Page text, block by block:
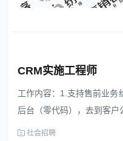
CRM实施工程师
工作内容：1.支持售前业务
后台（零代码），去到客户
的售后问题4.维护老客户要
社会招聘